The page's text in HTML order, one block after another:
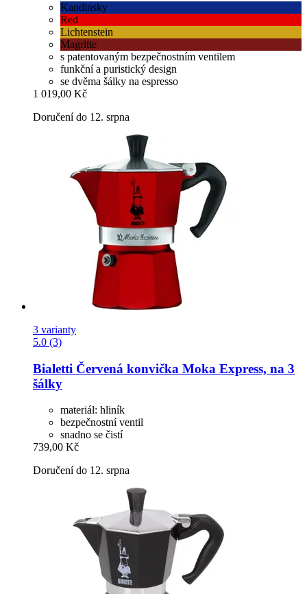
Kandinsky
Red
Lichtenstein
Magritte
s patentovaným bezpečnostním ventilem
funkční a puristický design
se dvěma šálky na espresso
1 019,00 Kč
Doručení do 12. srpna
3 varianty
5.0 (3)
Bialetti Červená konvička Moka Express, na 3
šálky
materiál: hliník
bezpečnostní ventil
snadno se čistí
739,00 Kč
Doručení do 12. srpna